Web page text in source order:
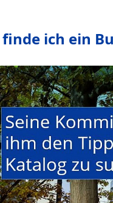
ich ein
möchten
an den